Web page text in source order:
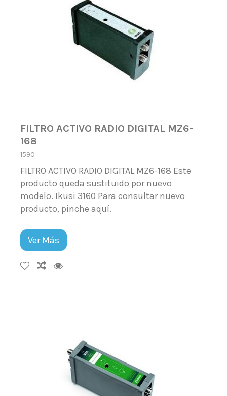
FILTRO ACTIVO RADIO DIGITAL MZ6-
168
1590
FILTRO ACTIVO RADIO DIGITAL MZ6-168 Este
producto queda sustituido por nuevo
modelo. Ikusi 3160 Para consultar nuevo
producto, pinche aquí.
Ver Más